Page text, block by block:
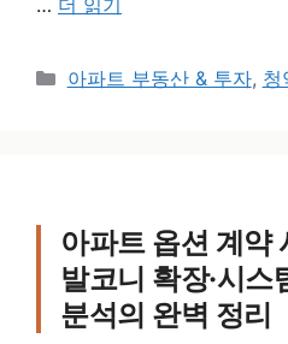
카테고리
아파트 부동산 & 투자, 청
아파트 옵션 계
발코니 확장·시스
분석의 완벽 정리